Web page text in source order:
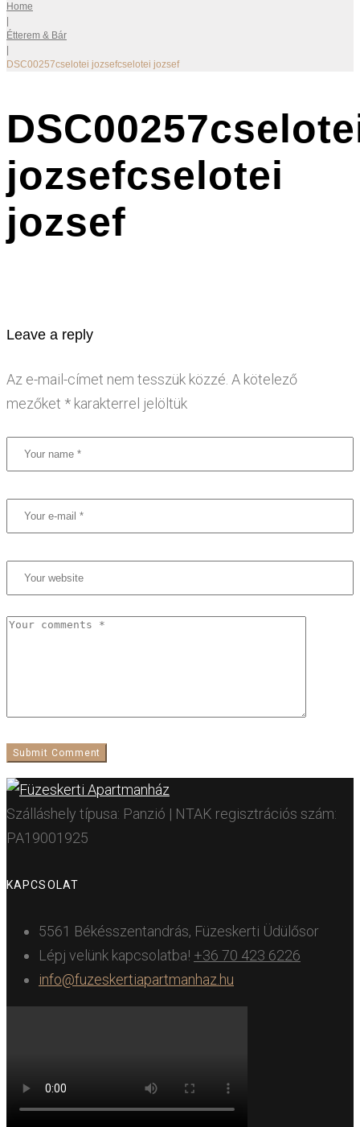
Home
Étterem & Bár
DSC00257cselotei jozsefcselotei jozsef
jozsefcselotei
jozsef
Leave a reply
Az e-mail-címet nem tesszük közzé. A kötelező
mezőket * karakterrel jelöltük
Szálláshely típusa: Panzió | NTAK regisztrációs szám:
PA19001925
KAPCSOLAT
5561 Békésszentandrás, Füzeskerti Üdülősor
Lépj velünk kapcsolatba! +36 70 423 6226
info@fuzeskertiapartmanhaz.hu